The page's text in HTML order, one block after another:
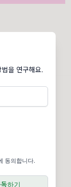
을 연구해요.
동의합니다.
하기